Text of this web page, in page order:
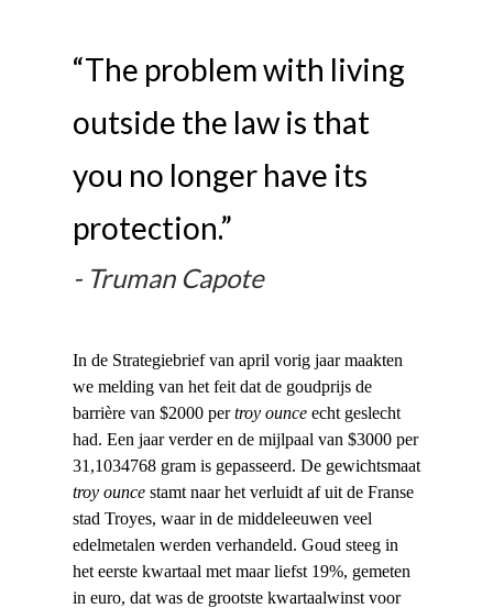
“The problem with living
outside the law is that
you no longer have its
protection.”
Truman Capote
In de Strategiebrief van april vorig jaar maakten
we melding van het feit dat de goudprijs de
barrière van $2000 pertroy ounceecht geslecht
had. Een jaar verder en de mijlpaal van $3000 per
31,1034768 gram is gepasseerd. De gewichtsmaat
troy ouncestamt naar het verluidt af uit de Franse
stad Troyes, waar in de middeleeuwen veel
edelmetalen werden verhandeld. Goud steeg in
het eerste kwartaal met maar liefst 19%, gemeten
in euro, dat was de grootste kwartaalwinst voor